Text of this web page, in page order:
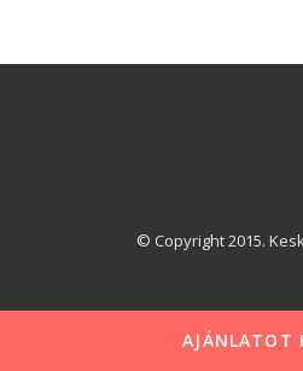
© Copyright 2015.
AJÁNLATOT